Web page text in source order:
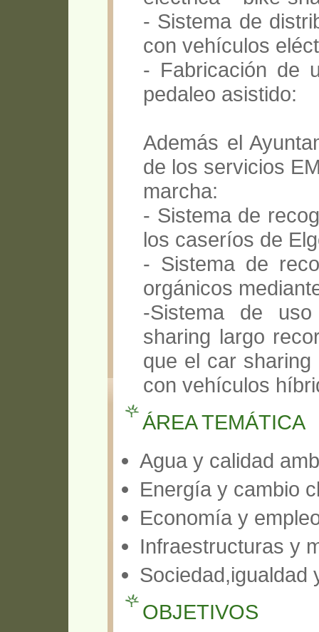
- Sistema de
con vehículos
- Fabricación de
pedaleo asistido:
Además el
de los servicios
marcha:
- Sistema de
los caseríos de
- Sistema de
orgánicos
-Sistema de
sharing largo
que el car
con vehículos
ÁREA TEMÁTICA
Agua y calidad
Energía y cambio
Economía y
Infraestructuras y
Sociedad,igualdad
OBJETIVOS